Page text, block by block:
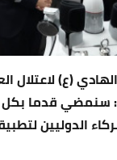
(ع) لاعتلال
سنمضي قدما بكل
الدوليين